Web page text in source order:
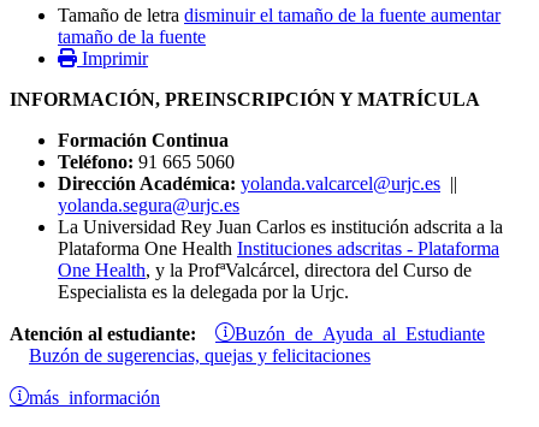
Tamaño de letra disminuir el tamaño de la fuente aumentar
tamaño de la fuente
Imprimir
INFORMACIÓN, PREINSCRIPCIÓN Y MATRÍCULA
Formación Continua
Teléfono: 91 665 5060
Dirección Académica: yolanda.valcarcel@urjc.es ||
yolanda.segura@urjc.es
La Universidad Rey Juan Carlos es institución adscrita a la
Plataforma One Health Instituciones adscritas - Plataforma
One Health, y la ProfªValcárcel, directora del Curso de
Especialista es la delegada por la Urjc.
Atención al estudiante: Buzón de Ayuda al Estudiante
Buzón de sugerencias, quejas y felicitaciones
más información